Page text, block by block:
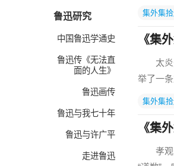
鲁迅研究
中国鲁迅学通史
鲁迅传《无法直
面的人生》
鲁迅画传
鲁迅与我七十年
鲁迅与许广平
走进鲁迅
集外集
《集
太炎先
举了一
集外集
《集
孝观先